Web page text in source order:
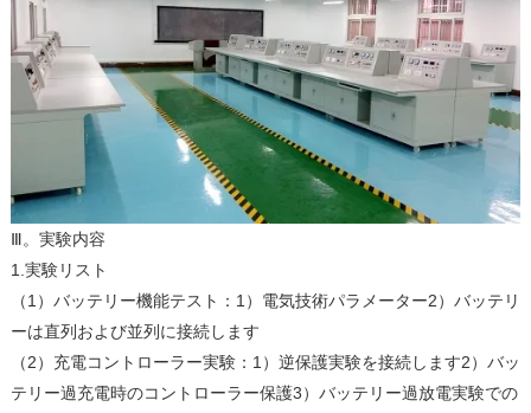
Ⅲ。実験内容
1.実験リスト
（1）バッテリー機能テスト：1）電気技術パラメーター2）バッテリ
ーは直列および並列に接続します
（2）充電コントローラー実験：1）逆保護実験を接続します2）バッ
テリー過充電時のコントローラー保護3）バッテリー過放電実験での